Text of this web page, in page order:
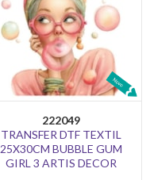
222049
TRANSFER DTF TEXTIL
25X30CM BUBBLE GUM
GIRL 3 ARTIS DECOR